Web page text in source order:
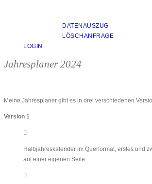
DATENAUSZUG
LÖSCHANFRAGE
LOGIN
Jahresplaner 2024
Meine Jahresplaner gibt es in drei verschiedenen
Version 1
Halbjahreskalender im Querformat, erstes und
auf einer eigenen Seite